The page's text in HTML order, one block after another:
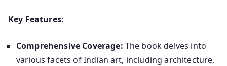
Key Features:
Comprehensive Coverage: The book delves into
various facets of Indian art, including architecture,